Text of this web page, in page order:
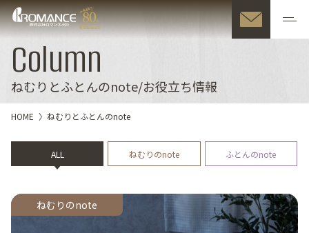
Column
ねむりとふとんのnote/お役立ち情報
HOME ねむりとふとんのnote
ALL ねむりのnote ふとんのnote
ねむりのnote